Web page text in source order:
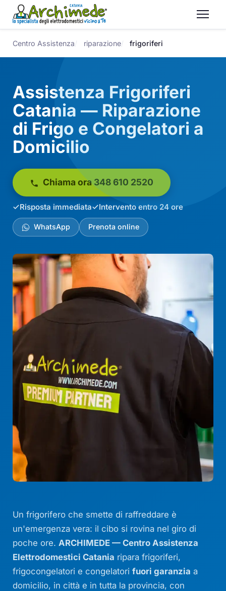
Centro Assistenza riparazione frigoriferi
Assistenza Frigoriferi
Catania — Riparazione
di Frigo e Congelatori a
Domicilio
Chiama ora 348 610 2520
Risposta immediata Intervento entro 24 ore
WhatsApp Prenota online
Un frigorifero che smette di raffreddare è
un'emergenza vera: il cibo si rovina nel giro di
poche ore. ARCHIMEDE — Centro Assistenza
Elettrodomestici Catania ripara frigoriferi,
frigocongelatori e congelatorifuori garanzia a
domicilio, in città e in tutta la provincia, con